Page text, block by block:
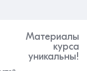
Материалы
курса
уникальны!